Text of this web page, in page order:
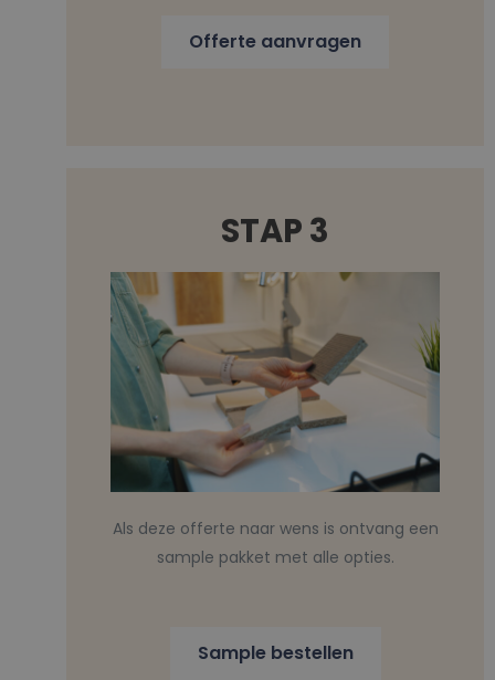
Offerte aanvragen
STAP 3
Als deze offerte naar wens is ontvang een
sample pakket met alle opties.
Sample bestellen